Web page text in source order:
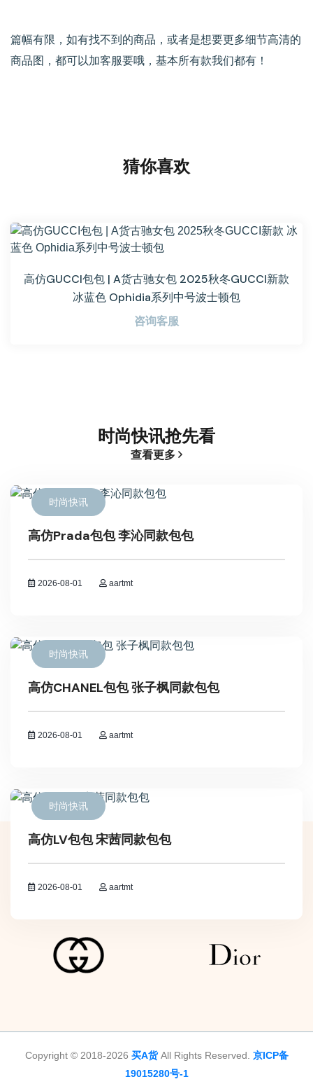
篇幅有限，如有找不到的商品，或者是想要更多细节高清的
商品图，都可以加客服要哦，基本所有款我们都有！
猜你喜欢
高仿GUCCI包包 | A货古驰女包 2025秋冬GUCCI新款
冰蓝色 Ophidia系列中号波士顿包
咨询客服
时尚快讯抢先看
查看更多
时尚快讯
高仿Prada包包 李沁同款包包
2026-08-01 aartmt
时尚快讯
高仿CHANEL包包 张子枫同款包包
2026-08-01 aartmt
时尚快讯
高仿LV包包 宋茜同款包包
2026-08-01 aartmt
Copyright © 2018-2026 买A货All Rights Reserved. 京ICP备
19015280号-1